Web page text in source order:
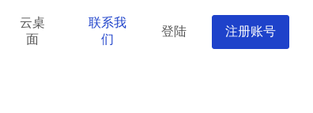
云桌
面
联系我
们
登陆 注册账号